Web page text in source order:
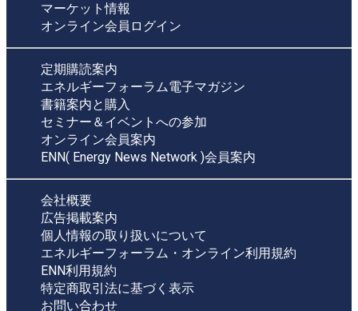
マーケット情報
オンライン会員ログイン
定期購読案内
エネルギーフォーラム電子マガジン
書籍案内と購入
セミナー＆イベントへの参加
オンライン会員案内
ENN( Energy News Network )会員案内
会社概要
広告掲載案内
個人情報の取り扱いについて
エネルギーフォーラム・オンライン利用規約
ENN利用規約
特定商取引法に基づく表示
お問い合わせ